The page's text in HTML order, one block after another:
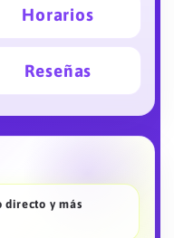
Horarios
Reseñas
directo y más